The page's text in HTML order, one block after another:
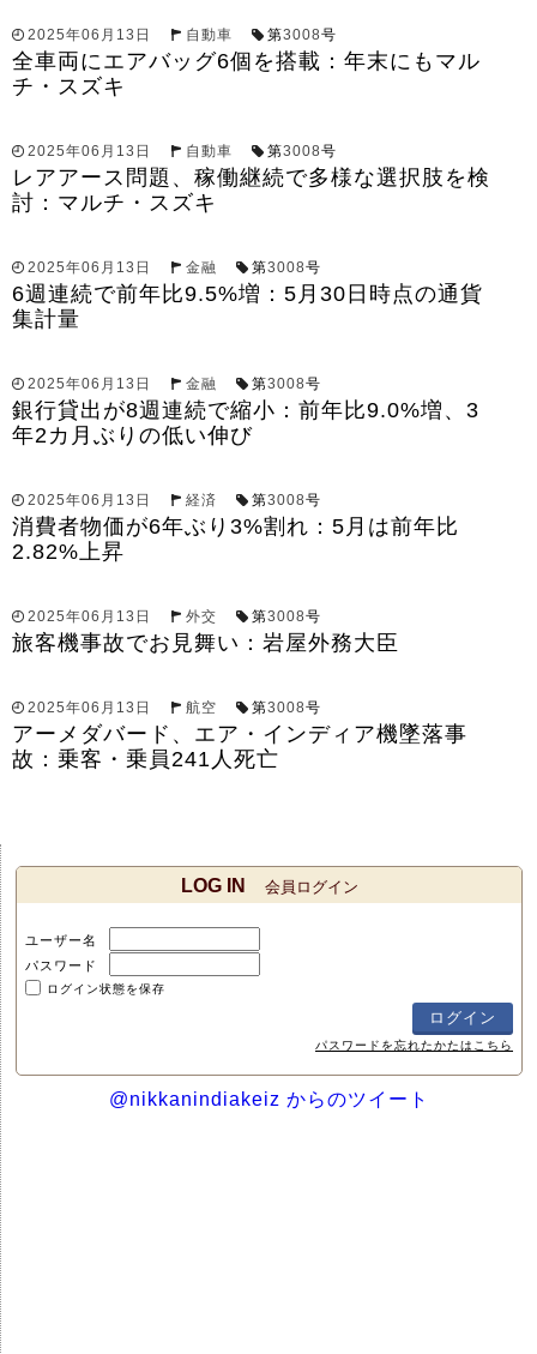
2025年06月13日 自動車 第3008号
全車両にエアバッグ6個を搭載：年末にもマル
チ・スズキ
2025年06月13日 自動車 第3008号
レアアース問題、稼働継続で多様な選択肢を検
討：マルチ・スズキ
2025年06月13日 金融 第3008号
6週連続で前年比9.5%増：5月30日時点の通貨
集計量
2025年06月13日 金融 第3008号
銀行貸出が8週連続で縮小：前年比9.0%増、3
年2カ月ぶりの低い伸び
2025年06月13日 経済 第3008号
消費者物価が6年ぶり3%割れ：5月は前年比
2.82%上昇
2025年06月13日 外交 第3008号
旅客機事故でお見舞い：岩屋外務大臣
2025年06月13日 航空 第3008号
アーメダバード、エア・インディア機墜落事
故：乗客・乗員241人死亡
LOG IN 会員ログイン
ユーザー名
パスワード
ログイン状態を保存
パスワードを忘れたかたはこちら
@nikkanindiakeiz からのツイート